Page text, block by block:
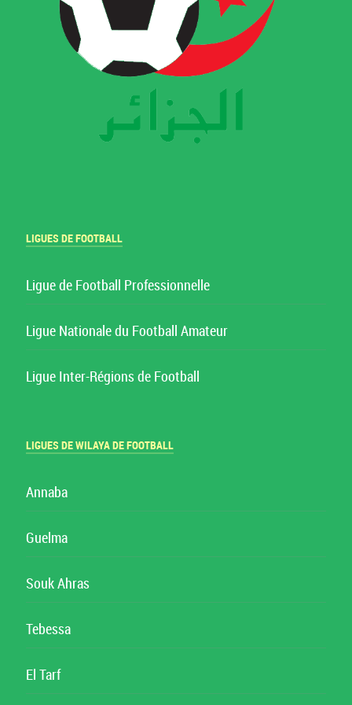
LIGUES DE FOOTBALL
Ligue de Football Professionnelle
Ligue Nationale du Football Amateur
Ligue Inter-Régions de Football
LIGUES DE WILAYA DE FOOTBALL
Annaba
Guelma
Souk Ahras
Tebessa
El Tarf